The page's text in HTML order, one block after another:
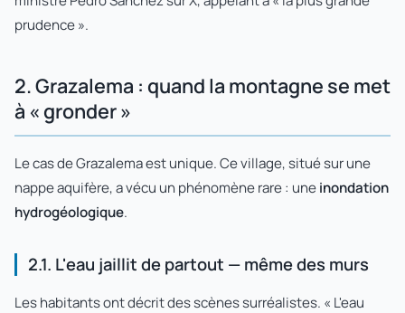
prudence ».
2. Grazalema : quand la montagne se met
à « gronder »
Le cas de Grazalema est unique. Ce village, situé sur une
nappe aquifère, a vécu un phénomène rare : uneinondation
hydrogéologique.
2.1. L'eau jaillit de partout — même des murs
Les habitants ont décrit des scènes surréalistes. « L'eau